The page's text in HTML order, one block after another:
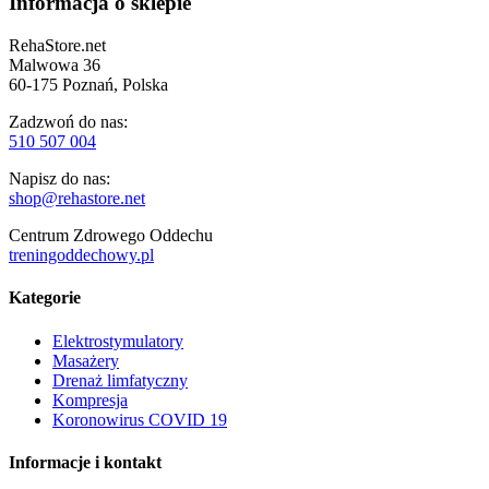
RehaStore.net
Malwowa 36
60-175 Poznań, Polska
Zadzwoń do nas:
510 507 004
Napisz do nas:
shop@rehastore.net
Centrum Zdrowego Oddechu
treningoddechowy.pl
Kategorie
Elektrostymulatory
Masażery
Drenaż limfatyczny
Kompresja
Koronowirus COVID 19
Informacje i kontakt